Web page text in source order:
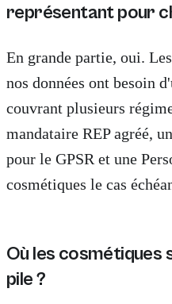
représentant pour
En grande partie, oui.
nos données ont besoin
couvrant plusieurs
mandataire REP agréé,
pour le GPSR et une
cosmétiques le cas
Où les cosmétiques
pile ?